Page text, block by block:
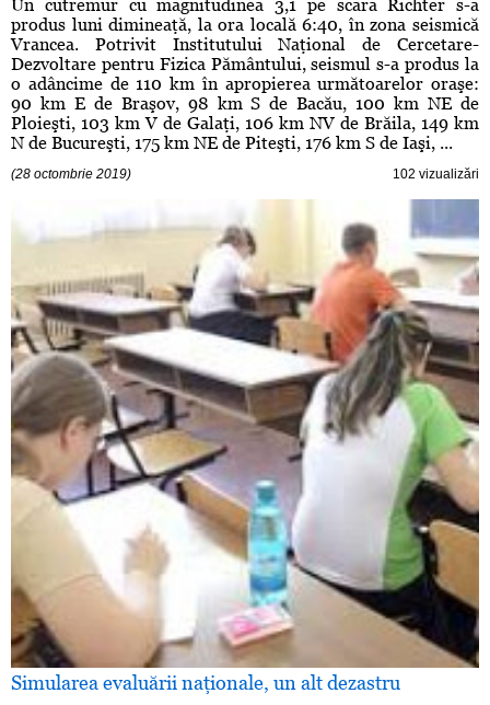
Un cutremur cu magnitudinea 3,1 pe scara Richter s-a
produs luni dimineaţă, la ora locală 6:40, în zona seismică
Vrancea. Potrivit Institutului Naţional de Cercetare-
Dezvoltare pentru Fizica Pământului, seismul s-a produs la
o adâncime de 110 km în apropierea următoarelor oraşe:
90 km E de Braşov, 98 km S de Bacău, 100 km NE de
Ploieşti, 103 km V de Galaţi, 106 km NV de Brăila, 149 km
N de Bucureşti, 175 km NE de Piteşti, 176 km S de Iaşi, ...
(28 octombrie 2019) 102 vizualizări
Simularea evaluării naţionale, un alt dezastru